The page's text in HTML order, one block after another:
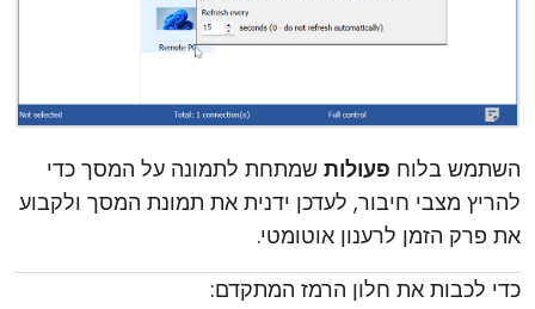
השתמש בלוח פעולות שמתחת לתמונה על המסך כדי
להריץ מצבי חיבור, לעדכן ידנית את תמונת המסך ולקבוע
את פרק הזמן לרענון אוטומטי.
כדי לכבות את חלון הרמז המתקדם: